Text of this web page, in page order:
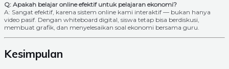
Q: Apakah belajar online efektif untuk pelajaran ekonomi?
A: Sangat efektif, karena sistem online kami interaktif — bukan hanya
video pasif. Dengan whiteboard digital, siswa tetap bisa berdiskusi,
membuat grafik, dan menyelesaikan soal ekonomi bersama guru.
Kesimpulan